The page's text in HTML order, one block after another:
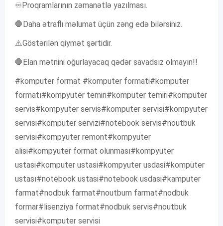
♾️Proqramlarının zəmanətlə yazılması.
🛑Daha ətraflı məlumat üçün zəng edə bilərsiniz.
⚠️Göstərilən qiymət şərtidir.
🛑Elan mətnini oğurlayacaq qədər savadsız olmayın!!
#komputer format #komputer formati#komputer
formatı#kompyuter temiri#komputer temiri#komputer
servis#kompyuter servis#komputer servisi#kompyuter
servisi#komputer servizi#notebook servis#noutbuk
servisi#kompyuter remont#kompyuter
alisi#kompyuter format olunması#kompyuter
ustasi#komputer ustasi#kompyuter usdasi#kompüter
ustası#notebook ustasi#notebook usdasi#kamputer
farmat#nodbuk farmat#noutbum farmat#nodbuk
formar#lisenziya format#nodbuk servis#noutbuk
servisi#komputer servisi